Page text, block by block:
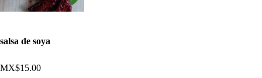
salsa de soya
MX$15.00